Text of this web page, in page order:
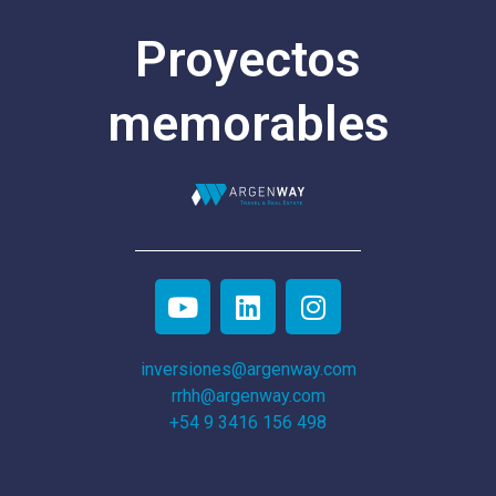
Proyectos
memorables
inversiones@argenway.com
rrhh@argenway.com
+54 9 3416 156 498